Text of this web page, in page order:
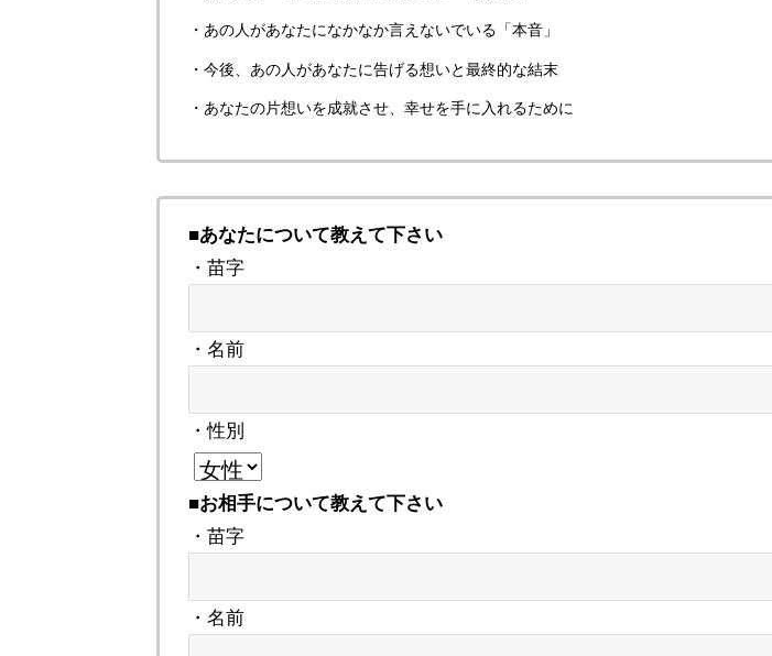
・あの人があなたになかなか言えないでいる「本音」
・今後、あの人があなたに告げる想いと最終的な結末
・あなたの片想いを成就させ、幸せを手に入れるために
■あなたについて教えて下さい
・苗字
・名前
・性別
■お相手について教えて下さい
・苗字
・名前